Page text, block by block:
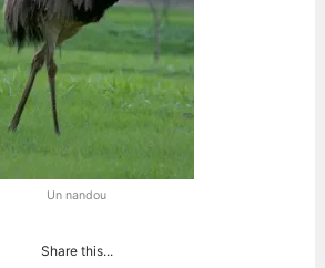
Un nandou
Share this...